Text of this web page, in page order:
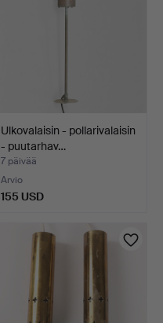
Ulkovalaisin - pollarivalaisin
- puutarhav…
7 päivää
Arvio
155 USD